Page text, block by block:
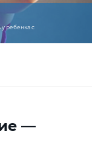
ребенка с
—